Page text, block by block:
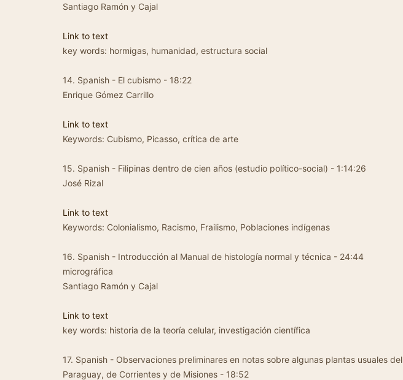
Santiago Ramón y Cajal
Link to text
key words: hormigas, humanidad, estructura social
14. Spanish - El cubismo - 18:22
Enrique Gómez Carrillo
Link to text
Keywords: Cubismo, Picasso, crítica de arte
15. Spanish - Filipinas dentro de cien años (estudio político-social) - 1:14:26
José Rizal
Link to text
Keywords: Colonialismo, Racismo, Frailismo, Poblaciones indígenas
16. Spanish - Introducción al Manual de histología normal y técnica - 24:44
micrográfica
Santiago Ramón y Cajal
Link to text
key words: historia de la teoría celular, investigación científica
17. Spanish - Observaciones preliminares en notas sobre algunas plantas usuales del
Paraguay, de Corrientes y de Misiones - 18:52